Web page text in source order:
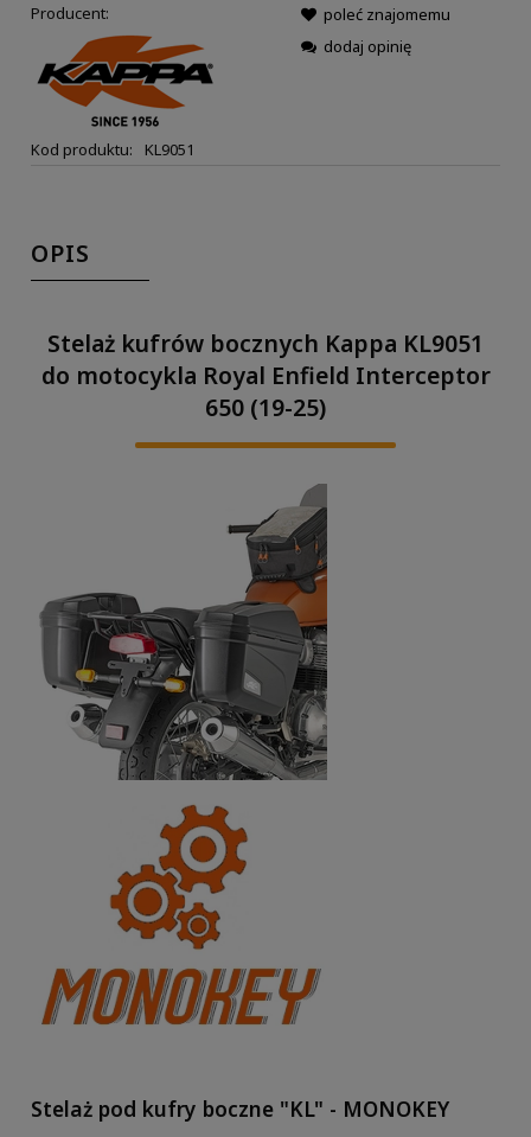
Producent:
Kod produktu: KL9051
poleć znajomemu
dodaj opinię
OPIS
Stelaż kufrów bocznych Kappa KL9051
do motocykla Royal Enfield Interceptor
650 (19-25)
Stelaż pod kufry boczne "KL" - MONOKEY